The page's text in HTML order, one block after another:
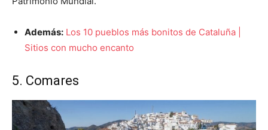
Además: Los 10 pueblos más bonitos de Cataluña |
Sitios con mucho encanto
5. Comares